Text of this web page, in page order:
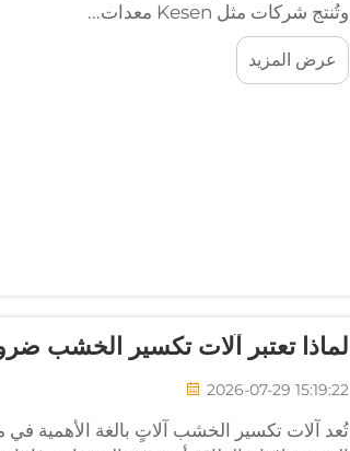
وتُنتج شركات مثل Kesen معدات...
عرض المزيد
لماذا تعتبر آلات تكسير الخشب
2026-07-29 15:19:22
تُعد آلات تكسير الخشب آلاتٍ بالغة الأهمية في